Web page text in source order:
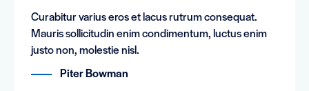
Curabitur varius eros et lacus rutrum consequat.
Mauris sollicitudin enim condimentum, luctus enim
justo non, molestie nisl.
Piter Bowman